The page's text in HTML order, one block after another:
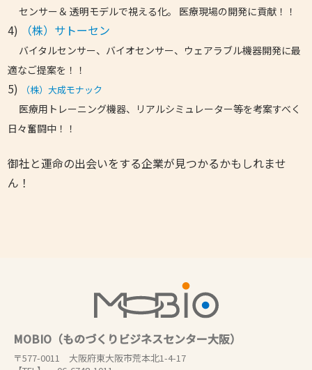
センサー＆ 透明モデルで視える化。 医療現場の開発に貢献！！
4) （株）サトーセン
バイタルセンサー、バイオセンサー、ウェアラブル機器開発に最
適なご提案を！！
5) （株）大成モナック
医療用トレーニング機器、リアルシミュレーター等を考案すべく
日々奮闘中！！
御社と運命の出会いをする企業が見つかるかもしれませ
ん！
MOBIO（ものづくりビジネスセンター大阪）
〒577-0011 大阪府東大阪市荒本北1-4-17